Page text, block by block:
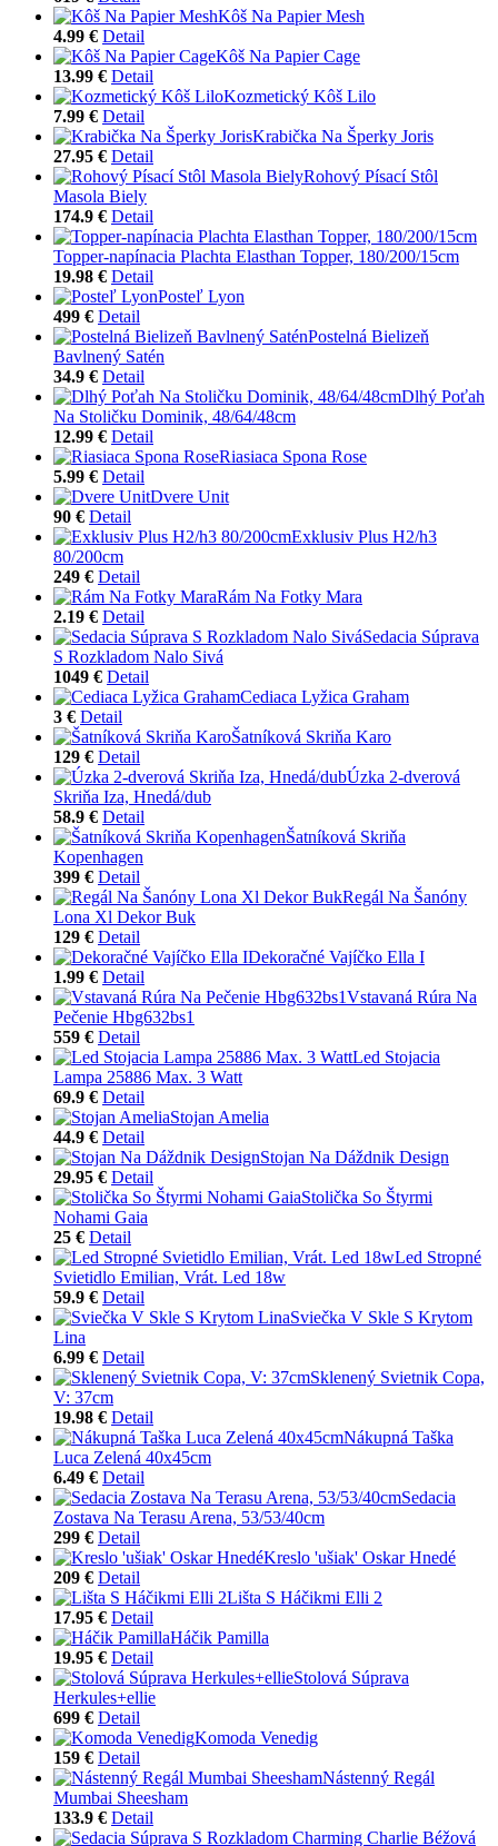
Kôš Na Papier Mesh
4.99 € Detail
Kôš Na Papier Cage
13.99 € Detail
Kozmetický Kôš Lilo
7.99 € Detail
Krabička Na Šperky Joris
27.95 € Detail
Rohový Písací Stôl
Masola Biely
174.9 € Detail
Topper-napínacia Plachta Elasthan Topper, 180/200/15cm
19.98 € Detail
Posteľ Lyon
499 € Detail
Postelná Bielizeň
Bavlnený Satén
34.9 € Detail
Dlhý Poťah
Na Stoličku Dominik, 48/64/48cm
12.99 € Detail
Riasiaca Spona Rose
5.99 € Detail
Dvere Unit
90 € Detail
Exklusiv Plus H2/h3
80/200cm
249 € Detail
Rám Na Fotky Mara
2.19 € Detail
Sedacia Súprava
S Rozkladom Nalo Sivá
1049 € Detail
Cediaca Lyžica Graham
3 € Detail
Šatníková Skriňa Karo
129 € Detail
Úzka 2-dverová
Skriňa Iza, Hnedá/dub
58.9 € Detail
Šatníková Skriňa
Kopenhagen
399 € Detail
Regál Na Šanóny
Lona Xl Dekor Buk
129 € Detail
Dekoračné Vajíčko Ella I
1.99 € Detail
Vstavaná Rúra Na
Pečenie Hbg632bs1
559 € Detail
Led Stojacia
Lampa 25886 Max. 3 Watt
69.9 € Detail
Stojan Amelia
44.9 € Detail
Stojan Na Dáždnik Design
29.95 € Detail
Stolička So Štyrmi
Nohami Gaia
25 € Detail
Led Stropné
Svietidlo Emilian, Vrát. Led 18w
59.9 € Detail
Sviečka V Skle S Krytom
Lina
6.99 € Detail
Sklenený Svietnik Copa,
V: 37cm
19.98 € Detail
Nákupná Taška
Luca Zelená 40x45cm
6.49 € Detail
Sedacia
Zostava Na Terasu Arena, 53/53/40cm
299 € Detail
Kreslo 'ušiak' Oskar Hnedé
209 € Detail
Lišta S Háčikmi Elli 2
17.95 € Detail
Háčik Pamilla
19.95 € Detail
Stolová Súprava
Herkules+ellie
699 € Detail
Komoda Venedig
159 € Detail
Nástenný Regál
Mumbai Sheesham
133.9 € Detail